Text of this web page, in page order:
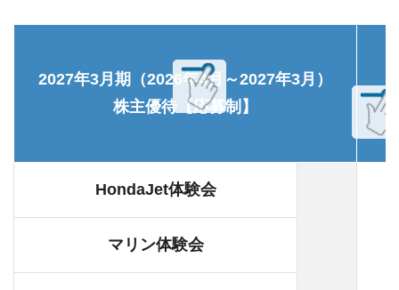
2027年3月期（2026年4月～2027年3月）
株主優待【応募制】
HondaJet体験会
マリン体験会